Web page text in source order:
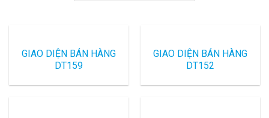
GIAO DIỆN BÁN HÀNG
DT159
GIAO DIỆN BÁN HÀNG
DT152